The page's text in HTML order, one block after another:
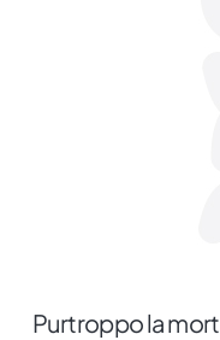
Purtroppo la